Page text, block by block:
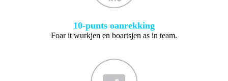
10-punts oanrekking
Foar it wurkjen en boartsjen as in team.